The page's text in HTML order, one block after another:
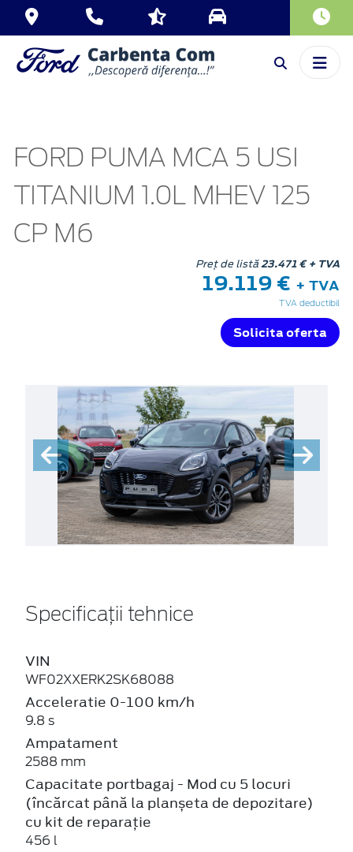
FORD PUMA MCA 5 USI
TITANIUM 1.0L MHEV 125
CP M6
Preț de listă23.471 € + TVA
19.119 € + TVA
TVA deductibil
Solicita oferta
Specificații tehnice
VIN
WF02XXERK2SK68088
Acceleratie 0-100 km/h
9.8 s
Ampatament
2588 mm
Capacitate portbagaj - Mod cu 5 locuri
(încărcat până la planșeta de depozitare)
cu kit de reparație
456 l